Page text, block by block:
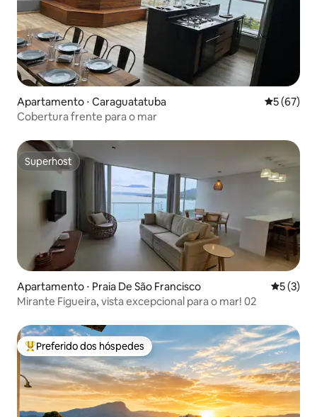
Apartamento ⋅ Caraguatatuba 5 de uma
5 (67)
Cobertura frente para o mar
Superhost
Superhost
Apartamento ⋅ Praia De São Francisco 5 de
5 (3)
Mirante Figueira, vista excepcional para o mar! 02
Entre os melhores preferidos dos hóspedes
Preferido dos hóspedes